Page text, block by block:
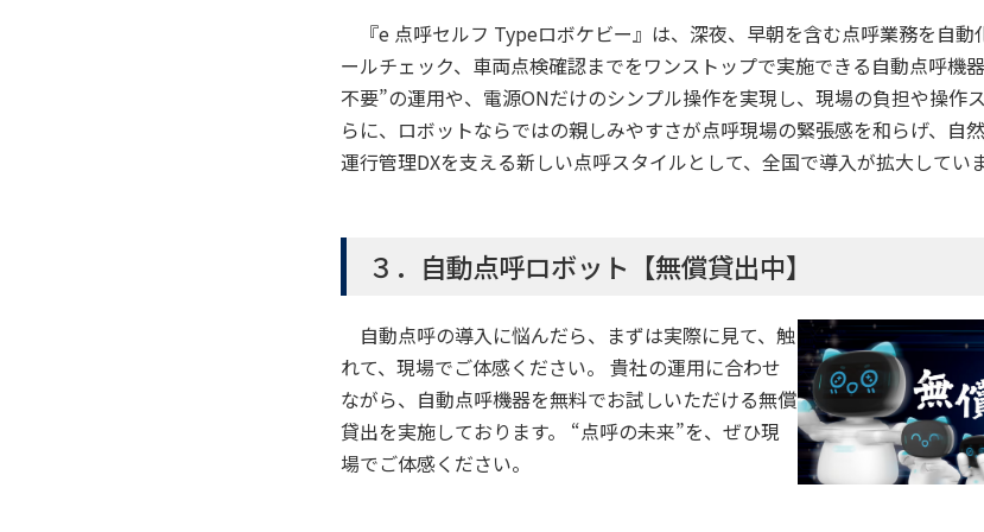
『e 点呼セルフ Typeロボケビー』は、深夜、早朝を含む点呼業務を自動
ールチェック、車両点検確認までをワンストップで実施できる自動点呼機
不要”の運用や、電源ONだけのシンプル操作を実現し、現場の負担や操作
らに、ロボットならではの親しみやすさが点呼現場の緊張感を和らげ、自
運行管理DXを支える新しい点呼スタイルとして、全国で導入が拡大していま
３．自動点呼ロボット【無償貸出中】
自動点呼の導入に悩んだら、まずは実際に見て、触
れて、現場でご体感ください。 貴社の運用に合わせ
ながら、自動点呼機器を無料でお試しいただける無償
貸出を実施しております。 “点呼の未来”を、ぜひ現
場でご体感ください。